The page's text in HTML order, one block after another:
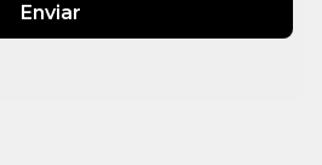
Enviar